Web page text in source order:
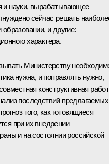
и науки, вырабатывающее
сейчас решать
и другие:
характера.
Министерству
нужна, и поправлять нужно,
конструктивная
последствий предлагаемых
того, как готовящиеся
при их внедрении
и на состоянии российской